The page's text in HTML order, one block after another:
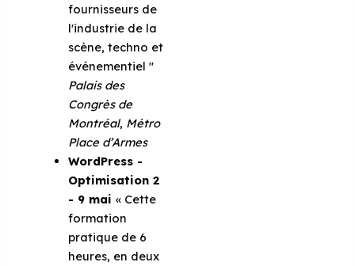
fournisseurs de
l'industrie de la
scène, techno et
événementiel ''
Palais des
Congrès de
Montréal, Métro
Place d’Armes
WordPress -
Optimisation2
- 9 mai« Cette
formation
pratique de 6
heures, en deux